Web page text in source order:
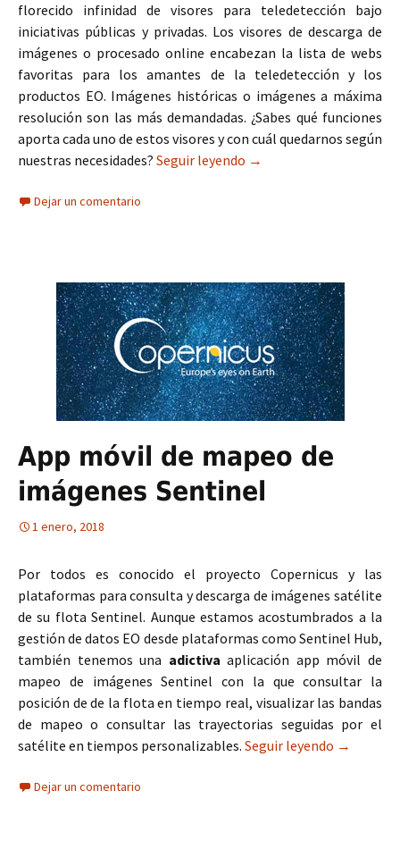
florecido infinidad de visores para teledetección bajo
iniciativas públicas y privadas. Los visores de descarga de
imágenes o procesado online encabezan la lista de webs
favoritas para los amantes de la teledetección y los
productos EO. Imágenes históricas o imágenes a máxima
resolución son las más demandadas. ¿Sabes qué funciones
aporta cada uno de estos visores y con cuál quedarnos según
nuestras necesidades? Seguir leyendo Recopilatorio de los
→
Dejar un comentario
App móvil de mapeo de
imágenes Sentinel
1 enero, 2018
Por todos es conocido el proyecto Copernicus y las
plataformas para consulta y descarga de imágenes satélite
de su flota Sentinel. Aunque estamos acostumbrados a la
gestión de datos EO desde plataformas como Sentinel Hub,
también tenemos una adictiva aplicación app móvil de
mapeo de imágenes Sentinel con la que consultar la
posición de de la flota en tiempo real, visualizar las bandas
de mapeo o consultar las trayectorias seguidas por el
satélite en tiempos personalizables. Seguir leyendo App
→
Dejar un comentario